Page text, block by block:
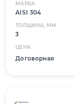
МАРКА
AISI 304
ТОЛЩИНА, ММ
3
ЦЕНА
Договорная